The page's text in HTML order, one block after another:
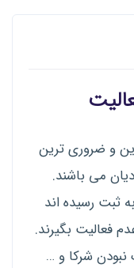
و ضروری ترین
می باشند.
رسیده اند
فعالیت بگیرند.
نبودن شرکا و …